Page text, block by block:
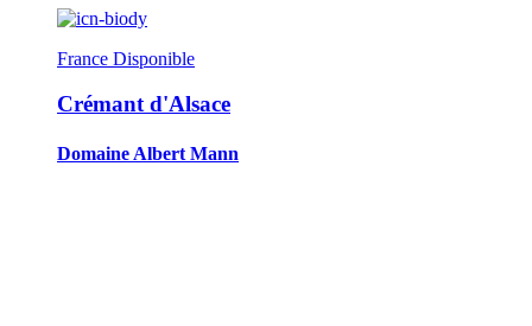
France Disponible
Crémant d'Alsace
Domaine Albert Mann